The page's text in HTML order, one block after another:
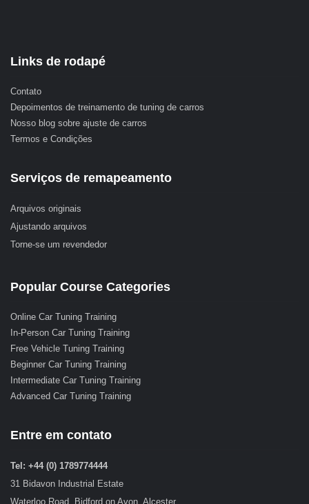
Links de rodapé
Contato
Depoimentos de treinamento de tuning de carros
Nosso blog sobre ajuste de carros
Termos e Condições
Serviços de remapeamento
Arquivos originais
Ajustando arquivos
Torne-se um revendedor
Popular Course Categories
Online Car Tuning Training
In-Person Car Tuning Training
Free Vehicle Tuning Training
Beginner Car Tuning Training
Intermediate Car Tuning Training
Advanced Car Tuning Training
Entre em contato
Tel: +44 (0) 1789774444
31 Bidavon Industrial Estate
Waterloo Road, Bidford on Avon, Alcester